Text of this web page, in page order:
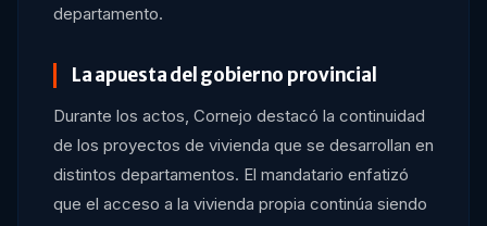
departamento.
La apuesta del gobierno provincial
Durante los actos, Cornejo destacó la continuidad
de los proyectos de vivienda que se desarrollan en
distintos departamentos. El mandatario enfatizó
que el acceso a la vivienda propia continúa siendo